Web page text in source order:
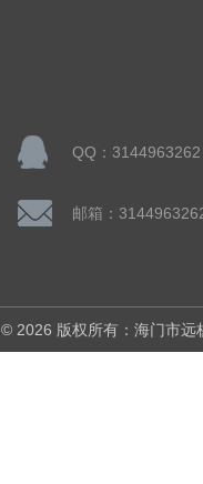
QQ：3144963262
邮箱：
© 2026 版权所有：海门市